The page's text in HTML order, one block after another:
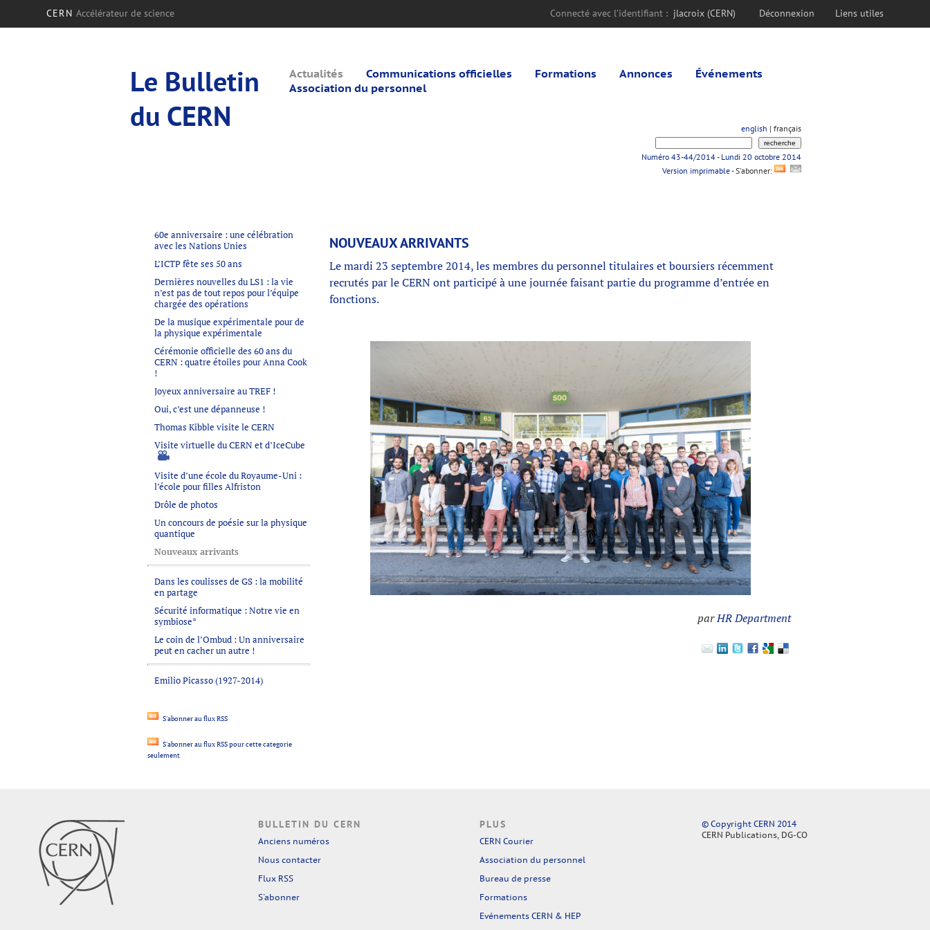
CERN Accélérateur de science Connecté avec l’identifiant : jlacroix (CERN) Déconnexion Liens utiles
Le Bulletin
du CERN
Actualités Communications officielles Formations Annonces
Événements
Association du personnel
english | français
Numéro 43-44/2014 - Lundi 20 octobre 2014
Version imprimable- S'abonner:
60e anniversaire : une célébration
avec les Nations Unies
L’ICTP fête ses 50 ans
Dernières nouvelles du LS1 : la vie
n’est pas de tout repos pour l’équipe
chargée des opérations
De la musique expérimentale pour de
la physique expérimentale
Cérémonie officielle des 60 ans du
CERN : quatre étoiles pour Anna Cook
!
Joyeux anniversaire au TREF !
Oui, c’est une dépanneuse !
Thomas Kibble visite le CERN
Visite virtuelle du CERN et d’IceCube
Visite d’une école du Royaume-Uni :
l’école pour filles Alfriston
Drôle de photos
Un concours de poésie sur la physique
quantique
Nouveaux arrivants
Dans les coulisses de GS : la mobilité
en partage
Sécurité informatique : Notre vie en
symbiose*
Le coin de l’Ombud : Un anniversaire
peut en cacher un autre !
Emilio Picasso (1927-2014)
S'abonner au flux RSS
S'abonner au flux RSS pour cette categorie
seulement
NOUVEAUX ARRIVANTS
Le mardi 23 septembre 2014, les membres du personnel titulaires et boursiers récemment
recrutés par le CERN ont participé à une journée faisant partie du programme d’entrée en
fonctions.
parHR Department
BULLETIN DU CERN
Anciens numéros
Nous contacter
Flux RSS
S'abonner
PLUS
CERN Courier
Association du personnel
Bureau de presse
Formations
Evénements CERN & HEP
© Copyright CERN 2014
CERN Publications, DG-CO